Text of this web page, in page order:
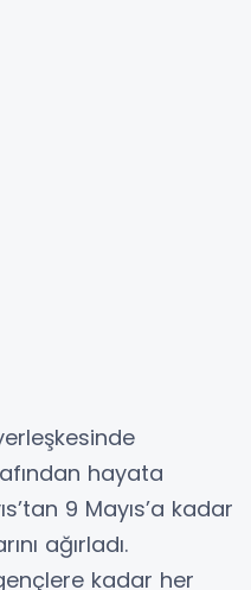
hayata
9 Mayıs’a kadar
ağırladı.
kadar her